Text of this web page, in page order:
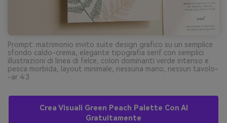
Prompt: matrimonio invito suite design grafico su un semplice
sfondo caldo-crema, elegante tipografia serif con semplici
illustrazioni di linea di felce, colori dominanti verde intenso e
pesca morbida, layout minimale, nessuna mano, nessun tavolo-
-ar 4:3
Crea Visuali Green Peach Palette Con AI
Gratuitamente